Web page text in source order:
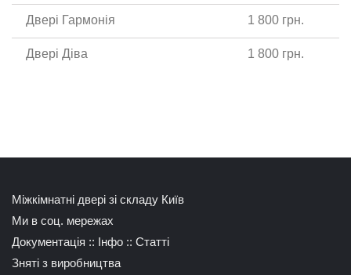
Двері Гармонія 1 800 грн.
Двері Діва 1 800 грн.
Міжкімнатні двері зі складу Київ
Ми в соц. мережах
Документація :: Інфо :: Статті
Зняті з виробництва